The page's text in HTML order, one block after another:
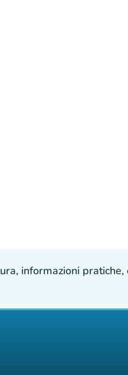
informazioni pratiche,